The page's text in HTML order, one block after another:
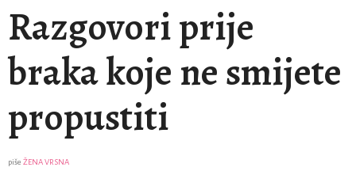
Razgovori prije
braka koje ne smijete
propustiti
piše ŽENA VRSNA